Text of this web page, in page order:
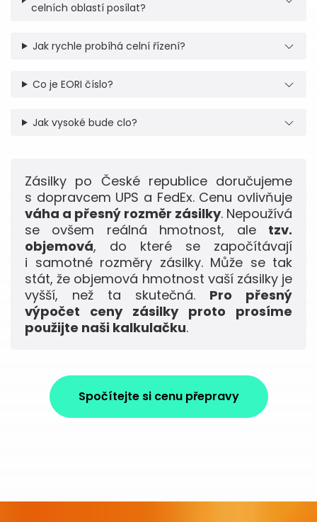
celních oblastí posílat?
Jak rychle probíhá celní řízení?
Co je EORI číslo?
Jak vysoké bude clo?
Zásilky po České republice doručujeme
s dopravcem UPS a FedEx. Cenu ovlivňuje
váha a přesný rozměr zásilky. Nepoužívá
se ovšem reálná hmotnost, ale tzv.
objemová, do které se započítávají
i samotné rozměry zásilky. Může se tak
stát, že objemová hmotnost vaší zásilky je
vyšší, než ta skutečná. Pro přesný
výpočet ceny zásilky proto prosíme
použijte naši kalkulačku.
Spočítejte si cenu přepravy